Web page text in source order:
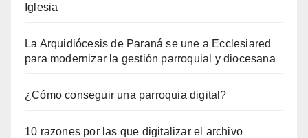
Iglesia
La Arquidiócesis de Paraná se une a Ecclesiared
para modernizar la gestión parroquial y diocesana
¿Cómo conseguir una parroquia digital?
10 razones por las que digitalizar el archivo